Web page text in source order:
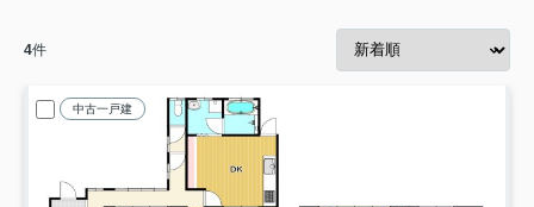
4件
中古一戸建